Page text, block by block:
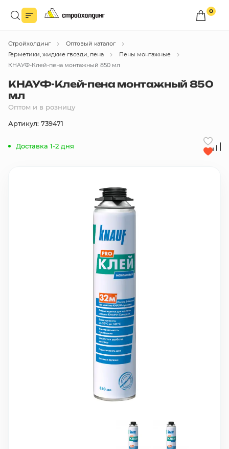
0
Войдите в личный кабинет
Вы сможете оформлять заказы по оптовым ценам.
Каталог товаров
10 000 ₽
Минимальный заказ
sales@stroyholding.ru
Оплата
Все бренды
Стройхолдинг
Оптовый каталог
Герметики, жидкие гвозди, пена
Пены монтажные
КНАУФ-Клей-пена монтажный 850 мл
КНАУФ-Клей-пена монтажный 850
мл
Оптом и в розницу
Артикул: 739471
Доставка 1-2 дня